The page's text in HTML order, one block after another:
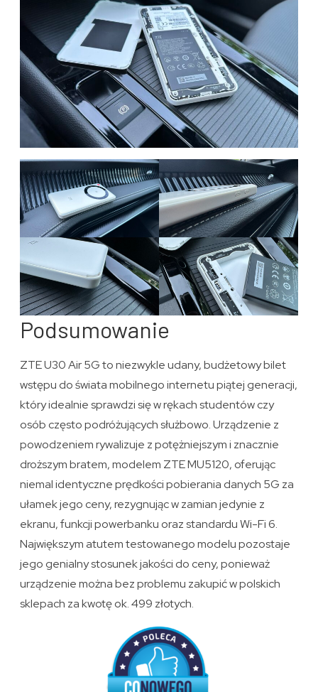
Podsumowanie
ZTE U30 Air 5G to niezwykle udany, budżetowy bilet
wstępu do świata mobilnego internetu piątej generacji,
który idealnie sprawdzi się w rękach studentów czy
osób często podróżujących służbowo. Urządzenie z
powodzeniem rywalizuje z potężniejszym i znacznie
droższym bratem, modelem ZTE MU5120, oferując
niemal identyczne prędkości pobierania danych 5G za
ułamek jego ceny, rezygnując w zamian jedynie z
ekranu, funkcji powerbanku oraz standardu Wi-Fi 6.
Największym atutem testowanego modelu pozostaje
jego genialny stosunek jakości do ceny, ponieważ
urządzenie można bez problemu zakupić w polskich
sklepach za kwotę ok. 499 złotych.